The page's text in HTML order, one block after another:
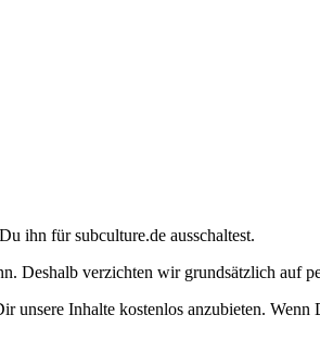
ihn für subculture.de ausschaltest.
Deshalb verzichten wir grundsätzlich auf
Inhalte kostenlos anzubieten.